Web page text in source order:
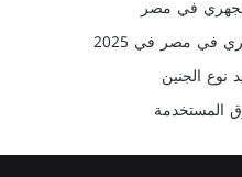
في مصر
مصر في 2025
الجنين
المستخدمة